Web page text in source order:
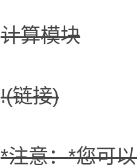
计算模块
!(链接)
*注意：*您可